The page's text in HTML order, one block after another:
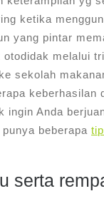
ketika
yang pintar
melalui
sekolah
keberhasilan
ingin Anda
beberapa
serta